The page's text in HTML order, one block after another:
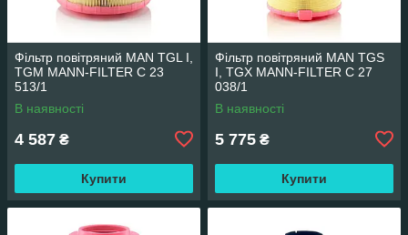
Фільтр повітряний MAN TGL I,
TGM MANN-FILTER C 23
513/1
В наявності
4 587 ₴
Купити
Фільтр повітряний MAN TGS
I, TGX MANN-FILTER C 27
038/1
В наявності
5 775 ₴
Купити